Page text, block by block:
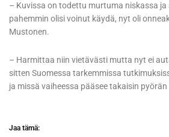
– Kuvissa on todettu murtuma niskassa
pahemmin olisi voinut käydä, nyt oli
Mustonen.
– Harmittaa niin vietävästi mutta nyt ei
sitten Suomessa tarkemmissa
ja missä vaiheessa pääsee takaisin pyörän
Jaa tämä: